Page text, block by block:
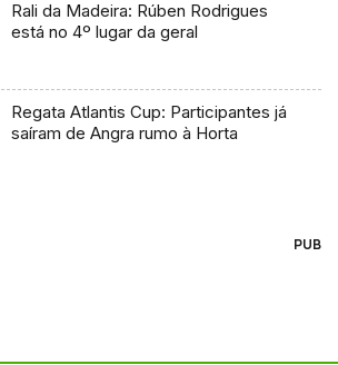
Rali da Madeira: Rúben Rodrigues
está no 4º lugar da geral
Regata Atlantis Cup: Participantes já
saíram de Angra rumo à Horta
PUB